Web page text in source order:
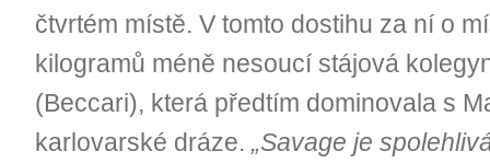
čtvrtém místě. V tomto dostihu za ní o
kilogramů méně nesoucí stájová
(Beccari), která předtím dominovala s
karlovarské dráze. „Savage je